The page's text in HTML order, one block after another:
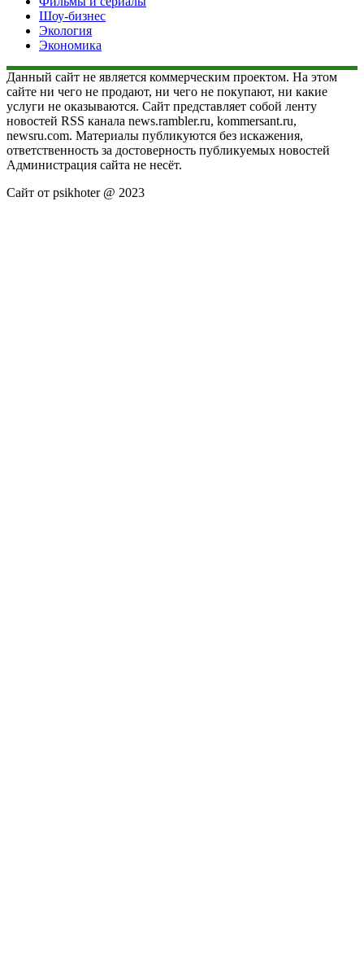
Шоу-бизнес
Экология
Экономика
Данный сайт не является коммерческим проектом. На этом
сайте ни чего не продают, ни чего не покупают, ни какие
услуги не оказываются. Сайт представляет собой ленту
новостей RSS канала news.rambler.ru, kommersant.ru,
newsru.com. Материалы публикуются без искажения,
ответственность за достоверность публикуемых новостей
Администрация сайта не несёт.
Сайт от psikhoter @ 2023